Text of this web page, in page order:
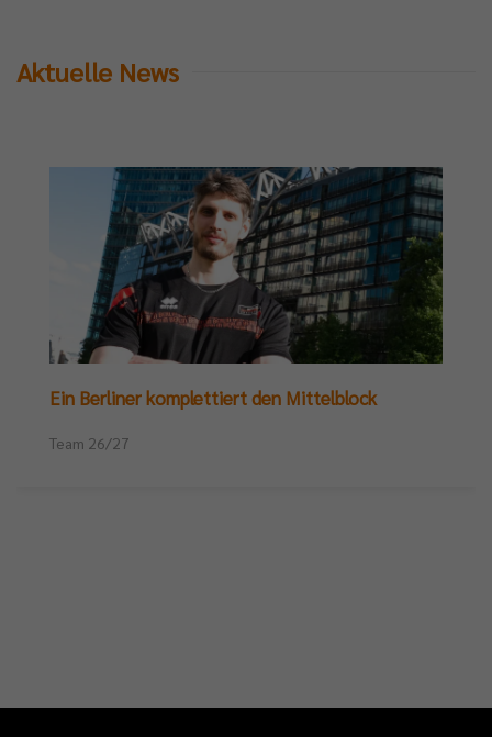
Aktuelle News
Ein Berliner komplettiert den Mittelblock
Team 26/27